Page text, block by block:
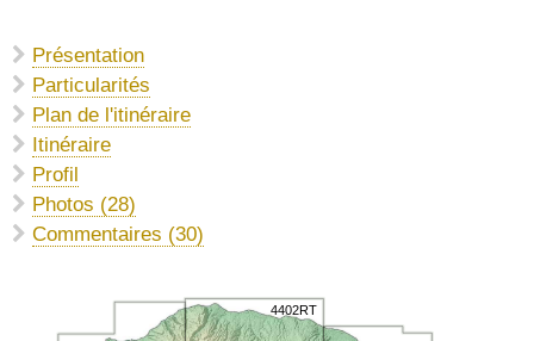
Présentation
Particularités
Plan de l'itinéraire
Itinéraire
Profil
Photos (28)
Commentaires (30)
4402RT